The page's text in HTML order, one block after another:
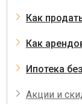
Как
Как
Ипотека
Акции и